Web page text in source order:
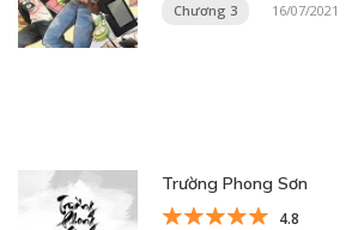
Chương 3 16/07/2021
Trường Phong Sơn
4.8